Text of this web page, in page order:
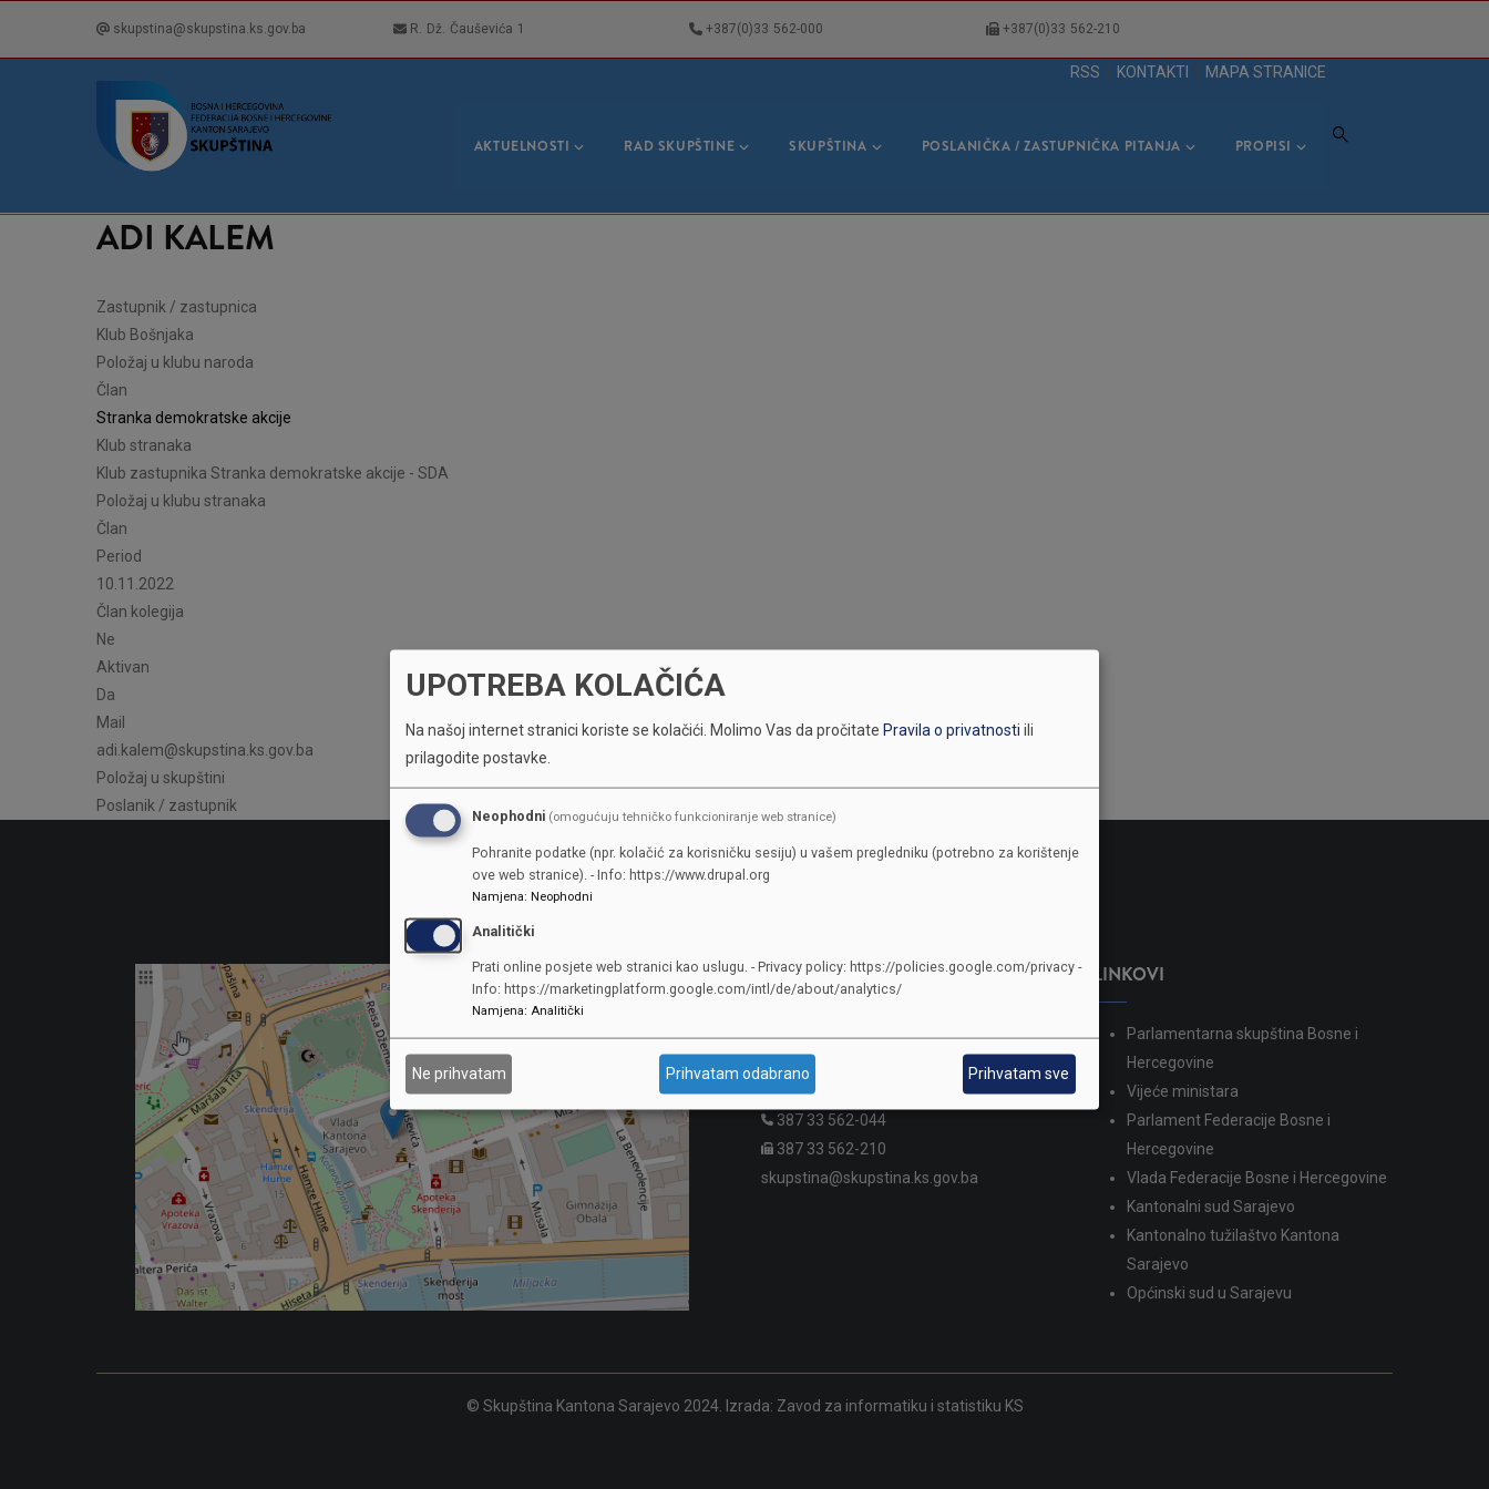
skupstina@skupstina.ks.gov.ba R. Dž. Čauševića 1 +387(0)33 562-000 +387(0)33 562-210
RSS KONTAKTI MAPA STRANICE
NAVIGACIJA
AKTUELNOSTI RAD SKUPŠTINE SKUPŠTINA POSLANIČKA / ZASTUPNIČKA PITANJA PROPISI
ADI KALEM
Zastupnik / zastupnica
Klub Bošnjaka
Položaj u klubu naroda
Član
Stranka demokratske akcije
Klub stranaka
Klub zastupnika Stranka demokratske akcije - SDA
Položaj u klubu stranaka
Član
Period
10.11.2022
Član kolegija
Ne
Aktivan
Da
Mail
adi.kalem@skupstina.ks.gov.ba
Položaj u skupštini
Poslanik / zastupnik
KONTAKTI
SKUPŠTINA
Adresa: Sarajevo, Reisa Džemaludina
Čauševića 1
387 33 562-044
387 33 562-210
skupstina@skupstina.ks.gov.ba
LINKOVI
Parlamentarna skupština Bosne i
Hercegovine
Vijeće ministara
Parlament Federacije Bosne i
Hercegovine
Vlada Federacije Bosne i Hercegovine
Kantonalni sud Sarajevo
Kantonalno tužilaštvo Kantona
Sarajevo
Općinski sud u Sarajevu
© Skupština Kantona Sarajevo 2024. Izrada: Zavod za informatiku i statistiku KS
UPOTREBA KOLAČIĆA
Na našoj internet stranici koriste se kolačići. Molimo Vas da pročitate Pravila o privatnosti ili
prilagodite postavke.
Neophodni (omogućuju tehničko funkcioniranje web stranice)
Pohranite podatke (npr. kolačić za korisničku sesiju) u vašem pregledniku (potrebno za korištenje
ove web stranice). - Info: https://www.drupal.org
Namjena: Neophodni
Analitički
Prati online posjete web stranici kao uslugu. - Privacy policy: https://policies.google.com/privacy -
Info: https://marketingplatform.google.com/intl/de/about/analytics/
Namjena: Analitički
Ne prihvatam Prihvatam odabrano Prihvatam sve